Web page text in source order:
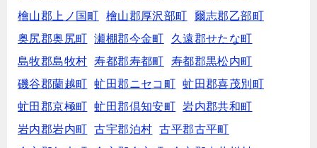
檜山郡上ノ国町
檜山郡厚沢部町
爾志郡乙部町
奥尻郡奥尻町
瀬棚郡今金町
久遠郡せたな町
島牧郡島牧村
寿都郡寿都町
寿都郡黒松内町
磯谷郡蘭越町
虻田郡ニセコ町
虻田郡喜茂別町
虻田郡京極町
虻田郡倶知安町
岩内郡共和町
岩内郡岩内町
古宇郡泊村
古平郡古平町